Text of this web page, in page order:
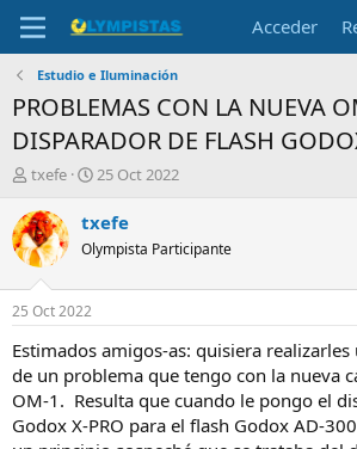
Acceder
Estudio e Iluminación
PROBLEMAS CON LA NUEVA
DISPARADOR DE FLASH
I
i
c
i
a
d
o
r
e
l
t
txefe
F
c
a
i
n
c
i
o
25 Oct 2022
txefe
Olympista Participante
25 Oct 2022
Estimados amigos-as: quisiera
de un problema que tengo con la nueva
OM-1. Resulta que cuando le pongo el
Godox X-PRO para el flash Godox AD-